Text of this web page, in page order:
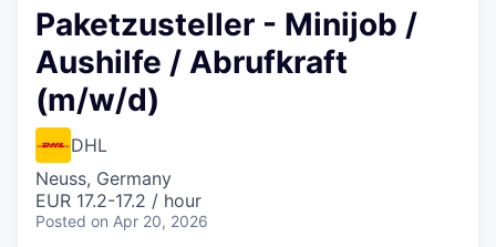
Paketzusteller - Minijob /
Aushilfe / Abrufkraft
(m/w/d)
DHL
Neuss, Germany
EUR 17.2-17.2 / hour
Posted on Apr 20, 2026